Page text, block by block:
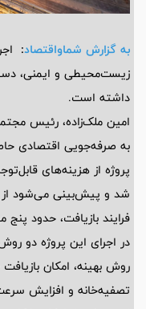
به گزارش شماواقتصاد:
زیست‌محیطی و ایمنی،
داشته است.
امین ملک‌زاده، رئیس
به صرفه‌جویی اقتصادی
پروژه از هزینه‌های
شد و پیش‌بینی می‌شود
فرایند بازیافت، حدود پنج
در اجرای این پروژه دو
تصفیه‌خانه و افزایش